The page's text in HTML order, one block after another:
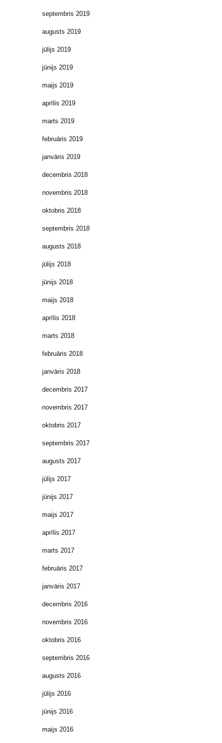
septembris 2019
augusts 2019
jūlijs 2019
jūnijs 2019
maijs 2019
aprīlis 2019
marts 2019
februāris 2019
janvāris 2019
decembris 2018
novembris 2018
oktobris 2018
septembris 2018
augusts 2018
jūlijs 2018
jūnijs 2018
maijs 2018
aprīlis 2018
marts 2018
februāris 2018
janvāris 2018
decembris 2017
novembris 2017
oktobris 2017
septembris 2017
augusts 2017
jūlijs 2017
jūnijs 2017
maijs 2017
aprīlis 2017
marts 2017
februāris 2017
janvāris 2017
decembris 2016
novembris 2016
oktobris 2016
septembris 2016
augusts 2016
jūlijs 2016
jūnijs 2016
maijs 2016